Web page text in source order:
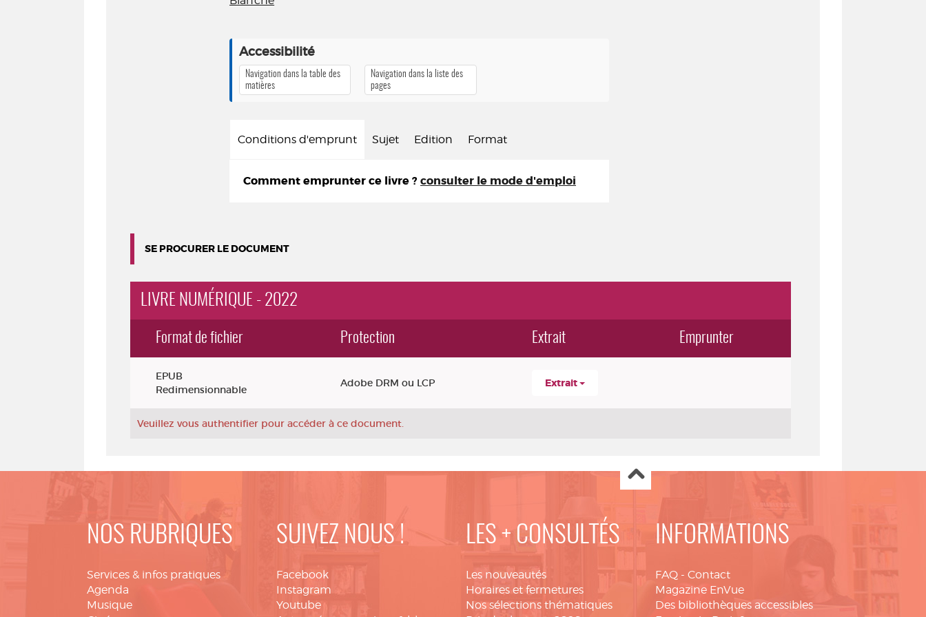
Accessibilité
Navigation dans la table des
matières
Navigation dans la liste des
pages
Conditions d'emprunt Sujet Edition Format
Comment emprunter ce livre ? consulter le mode d'emploi
SE PROCURER LE DOCUMENT
LIVRE NUMÉRIQUE - 2022
Format de fichier Protection Extrait Emprunter
EPUB
Redimensionnable
Adobe DRM ou LCP Extrait
Veuillez vous authentifier pour accéder à ce document.
NOS RUBRIQUES
Services & infos pratiques
Agenda
Musique
SUIVEZ NOUS !
Facebook
Instagram
Youtube
LES + CONSULTÉS
Les nouveautés
Horaires et fermetures
Nos sélections thématiques
INFORMATIONS
FAQ - Contact
Magazine EnVue
Des bibliothèques accessibles